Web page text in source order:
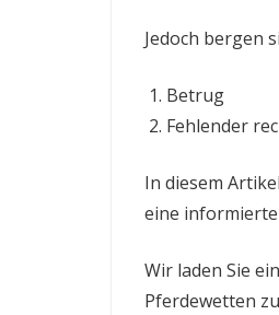
Jedoch bergen
Betrug
Fehlender
In diesem
eine
Wir laden Sie
Pferdewetten